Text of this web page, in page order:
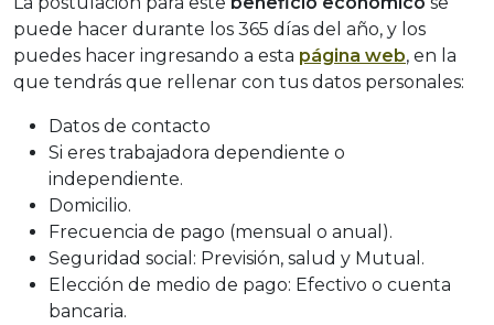
puede hacer durante los 365 días del año, y los
puedes hacer ingresando a esta página web, en la
que tendrás que rellenar con tus datos personales:
Datos de contacto
Si eres trabajadora dependiente o
independiente.
Domicilio.
Frecuencia de pago (mensual o anual).
Seguridad social: Previsión, salud y Mutual.
Elección de medio de pago: Efectivo o cuenta
bancaria.